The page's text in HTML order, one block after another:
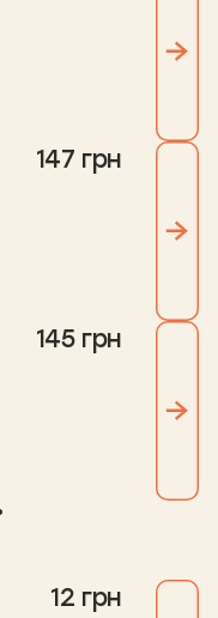
147 грн
145 грн
12 грн